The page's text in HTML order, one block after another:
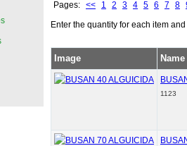
Pages: << 1 2 3 4 5 6 7 8
Enter the quantity for each item
Image Name
1123